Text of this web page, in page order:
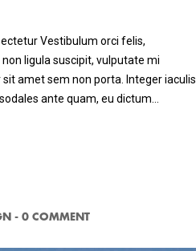
Vestibulum orci felis,
ligula suscipit, vulputate mi
amet sem non porta. Integer iaculis
ante quam, eu dictum…
- 0 COMMENT